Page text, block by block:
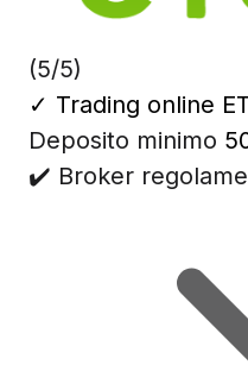
(5/5)
✓ Trading online
Deposito minimo
✔️ Broker